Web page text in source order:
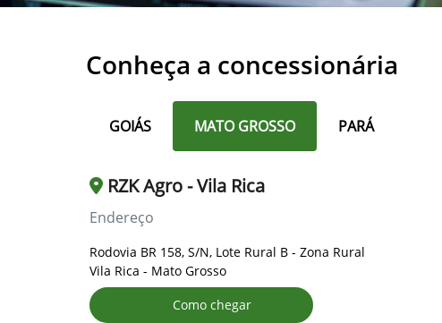
Conheça a concessionária
GOIÁS MATO GROSSO PARÁ
RZK Agro - Vila Rica
Endereço
Rodovia BR 158, S/N, Lote Rural B - Zona Rural
Vila Rica - Mato Grosso
Como chegar